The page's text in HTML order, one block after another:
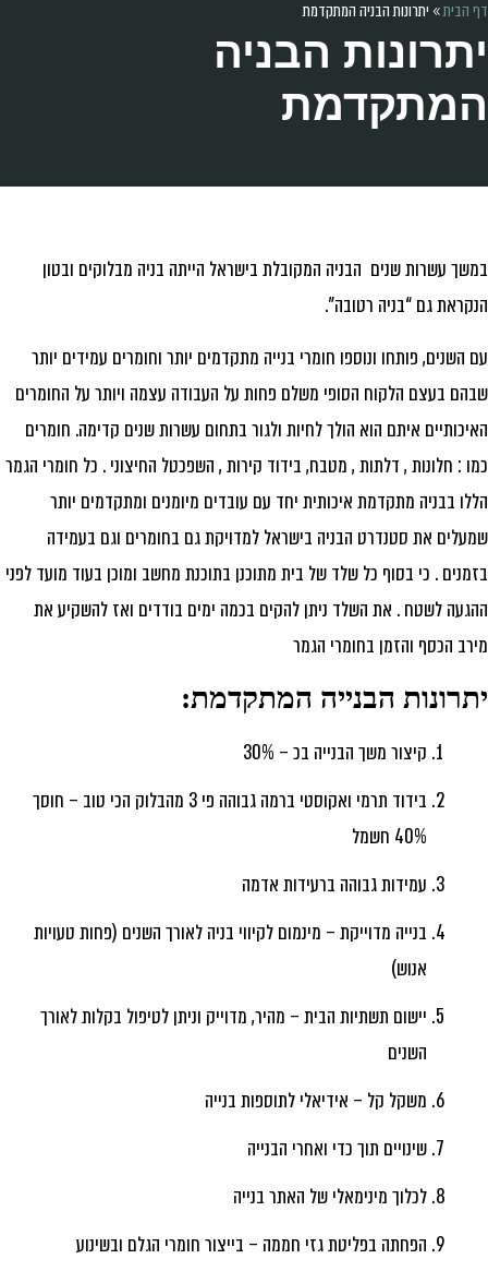
הבית»יתרונות הבניה המתקדמת
הבניה
עשרות שנים הבניה המקובלת בישראל הייתה בניה מבלוקים ובטון
גם “בניה רטובה”.
השנים, פותחו ונוספו חומרי בנייה מתקדמים יותר וחומרים עמידים יותר
בעצם הלקוח הסופי משלם פחות על העבודה עצמה ויותר על החומרים
איתם הוא הולך לחיות ולגור בתחום עשרות שנים קדימה. חומרים
: חלונות , דלתות , מטבח, בידוד קירות , השפכטל החיצוני . כל חומרי הגמר
בבניה מתקדמת איכותית יחד עם עובדים מיומנים ומתקדמים יותר
את סטנדרט הבניה בישראל למדויקת גם בחומרים וגם בעמידה
. כי בסוף כל שלד של בית מתוכנן בתוכנת מחשב ומוכן בעוד מועד לפני
לשטח . את השלד ניתן להקים בכמה ימים בודדים ואז להשקיע את
הכסף והזמן בחומרי הגמר
הבנייה המתקדמת:
קיצור משך הבנייה בכ – 30%
בידוד תרמי ואקוסטי ברמה גבוהה פי 3 מהבלוק הכי טוב – חוסך
40% חשמל
עמידות גבוהה ברעידות אדמה
בנייה מדוייקת – מינמום לקיווי בניה לאורך השנים (פחות טעויות
אנוש)
יישום תשתיות הבית – מהיר, מדוייק וניתן לטיפול בקלות לאורך
השנים
משקל קל – אידיאלי לתוספות בנייה
שינויים תוך כדי ואחרי הבנייה
לכלוך מינימאלי של האתר בנייה
הפחתה בפליטת גזי חממה – בייצור חומרי הגלם ובשינוע